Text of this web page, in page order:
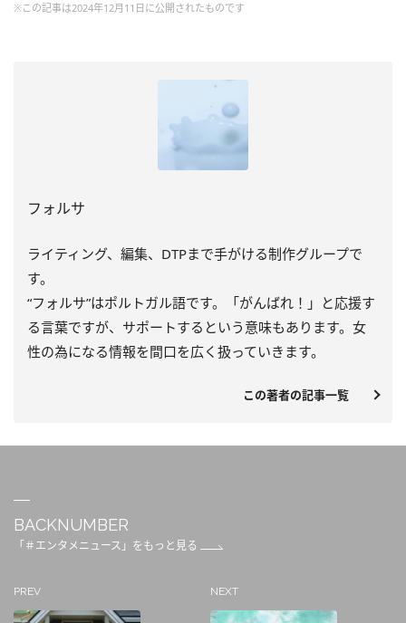
※この記事は2024年12月11日に公開されたものです
フォルサ
ライティング、編集、DTPまで手がける制作グループで
す。
“フォルサ”はポルトガル語です。「がんばれ！」と応援す
る言葉ですが、サポートするという意味もあります。女
性の為になる情報を間口を広く扱っていきます。
この著者の記事一覧
BACKNUMBER
「＃エンタメニュース」をもっと見る
PREV NEXT